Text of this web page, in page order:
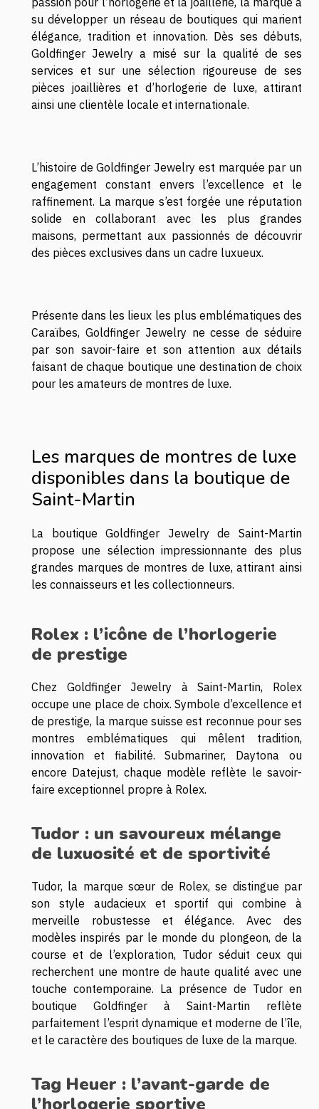
su développer un réseau de boutiques qui marient
élégance, tradition et innovation. Dès ses débuts,
Goldfinger Jewelry a misé sur la qualité de ses
services et sur une sélection rigoureuse de ses
pièces joaillières et d’horlogerie de luxe, attirant
ainsi une clientèle locale et internationale.
L’histoire de Goldfinger Jewelry est marquée par un
engagement constant envers l’excellence et le
raffinement. La marque s’est forgée une réputation
solide en collaborant avec les plus grandes
maisons, permettant aux passionnés de découvrir
des pièces exclusives dans un cadre luxueux.
Présente dans les lieux les plus emblématiques des
Caraïbes, Goldfinger Jewelry ne cesse de séduire
par son savoir-faire et son attention aux détails
faisant de chaque boutique une destination de choix
pour les amateurs de montres de luxe.
Les marques de montres de luxe
disponibles dans la boutique de
Saint-Martin
La boutique Goldfinger Jewelry de Saint-Martin
propose une sélection impressionnante des plus
grandes marques de montres de luxe, attirant ainsi
les connaisseurs et les collectionneurs.
Rolex : l’icône de l’horlogerie
de prestige
Chez Goldfinger Jewelry à Saint-Martin, Rolex
occupe une place de choix. Symbole d’excellence et
de prestige, la marque suisse est reconnue pour ses
montres emblématiques qui mêlent tradition,
innovation et fiabilité. Submariner, Daytona ou
encore Datejust, chaque modèle reflète le savoir-
faire exceptionnel propre à Rolex.
Tudor : un savoureux mélange
de luxuosité et de sportivité
Tudor, la marque sœur de Rolex, se distingue par
son style audacieux et sportif qui combine à
merveille robustesse et élégance. Avec des
modèles inspirés par le monde du plongeon, de la
course et de l’exploration, Tudor séduit ceux qui
recherchent une montre de haute qualité avec une
touche contemporaine. La présence de Tudor en
boutique Goldfinger à Saint-Martin reflète
parfaitement l’esprit dynamique et moderne de l’île,
et le caractère des boutiques de luxe de la marque.
Tag Heuer : l’avant-garde de
l’horlogerie sportive